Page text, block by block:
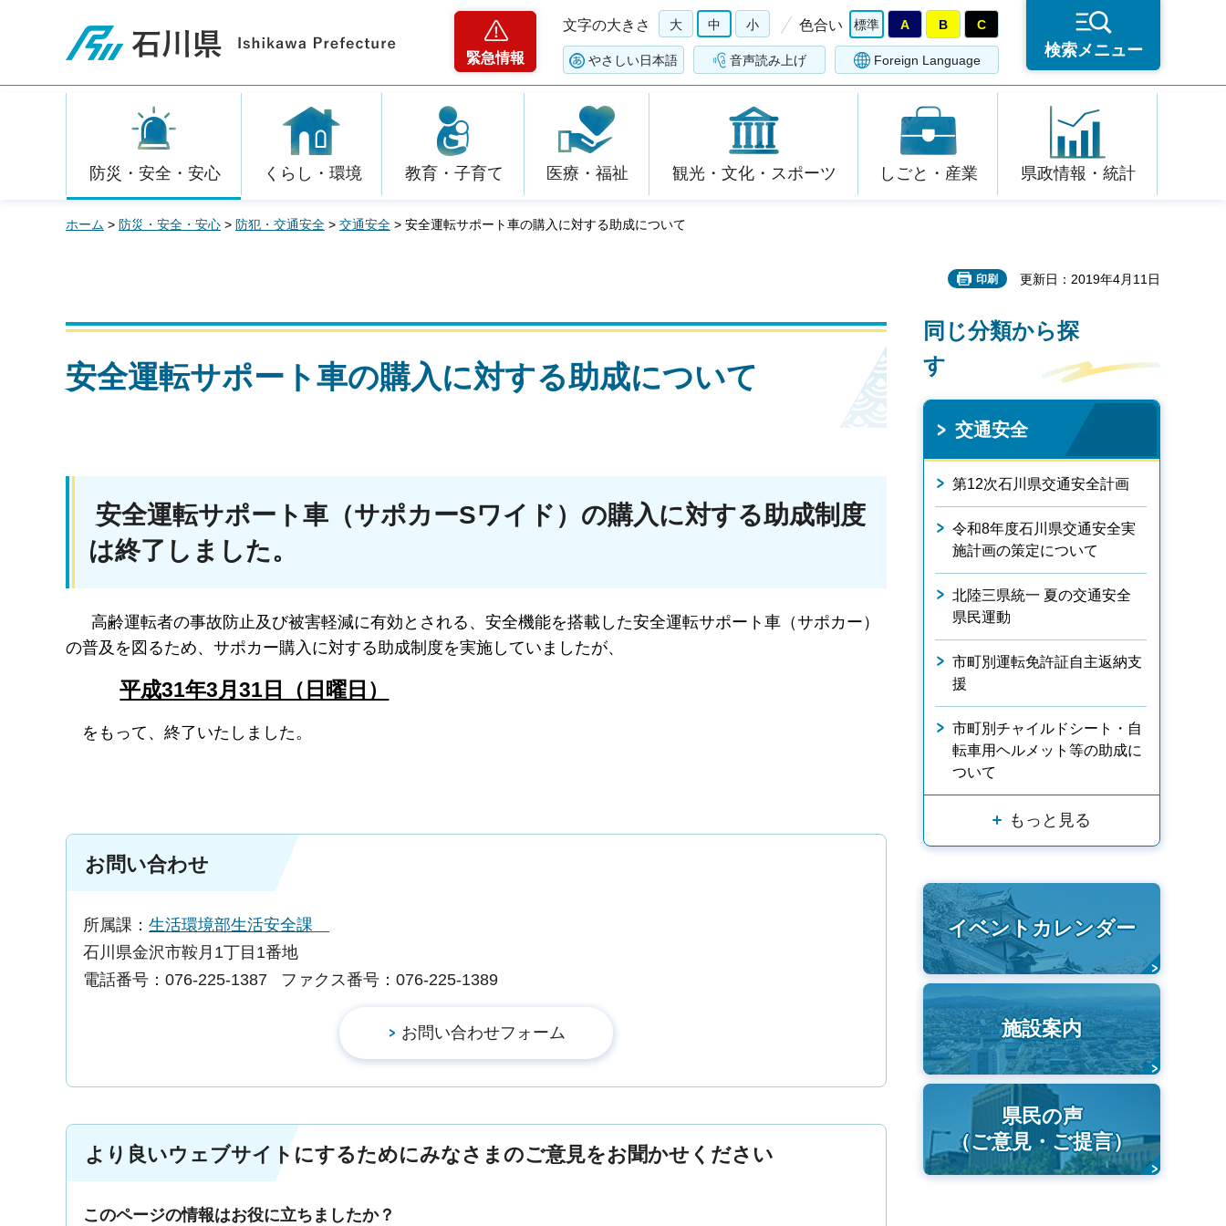
石川県
緊急情報
文字の大きさ 大 中 小 色合い 標準 A B C
やさしい日本語 音声読み上げ Foreign Language
検索メニュー
防災・安全・安心 くらし・環境 教育・子育て 医療・福祉 観光・文化・スポーツ しごと・産業 県政情報・統計
ホーム > 防災・安全・安心 > 防犯・交通安全 > 交通安全 > 安全運転サポート車の購入に対する助成について
印刷 更新日：2019年4月11日
安全運転サポート車の購入に対する助成について
安全運転サポート車（サポカーSワイド）の購入に対する助成制度
は終了しました。
高齢運転者の事故防止及び被害軽減に有効とされる、安全機能を搭載した安全運転サポート車（サポカー）
の普及を図るため、サポカー購入に対する助成制度を実施していましたが、
平成31年3月31日（日曜日）
をもって、終了いたしました。
お問い合わせ
所属課： 生活環境部生活安全課
石川県金沢市鞍月1丁目1番地
電話番号：076-225-1387
ファクス番号：076-225-1389
より良いウェブサイトにするためにみなさまのご意見をお聞かせください
このページの情報はお役に立ちましたか？
同じ分類から探
す
交通安全
第12次石川県交通安全計画
令和8年度石川県交通安全実
施計画の策定について
北陸三県統一 夏の交通安全
県民運動
市町別運転免許証自主返納支
援
市町別チャイルドシート・自
転車用ヘルメット等の助成に
ついて
もっと見る
イベントカレンダー
施設案内
県民の声
（ご意見・ご提言）